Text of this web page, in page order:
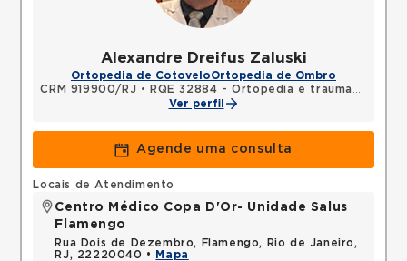
Alexandre Dreifus Zaluski
Ortopedia de CotoveloOrtopedia de Ombro
CRM 919900/RJ •
RQE 32884 - Ortopedia e traumatologia
Ver perfil
Agende uma consulta
Locais de Atendimento
Centro Médico Copa D'Or- Unidade Salus
Flamengo
Rua Dois de Dezembro, Flamengo, Rio de Janeiro,
RJ, 22220040 •
Mapa